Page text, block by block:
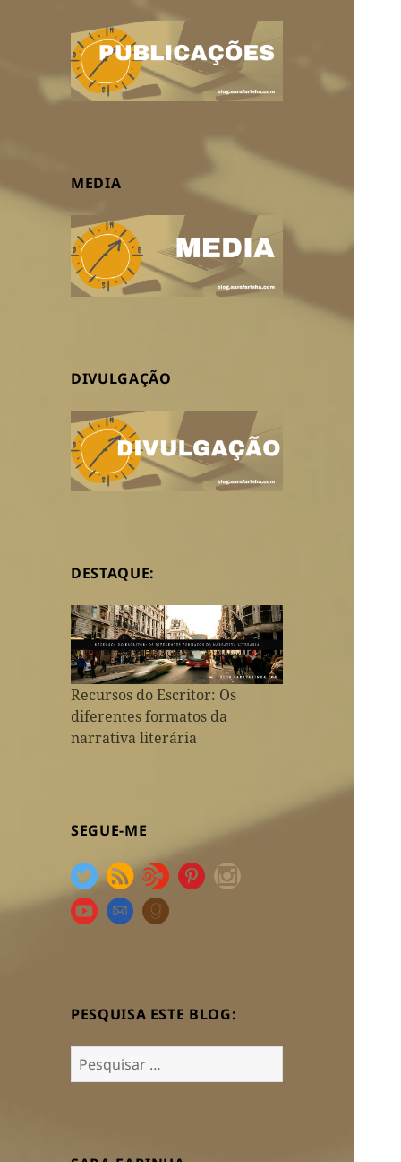
MEDIA
DIVULGAÇÃO
DESTAQUE:
Recursos do Escritor: Os
diferentes formatos da
narrativa literária
SEGUE-ME
PESQUISA ESTE BLOG:
Pesquisar
por: